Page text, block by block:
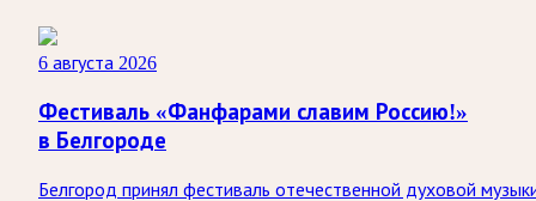
6 августа 2026
Фестиваль «Фанфарами славим Россию!»
в Белгороде
Белгород принял фестиваль отечественной духовой